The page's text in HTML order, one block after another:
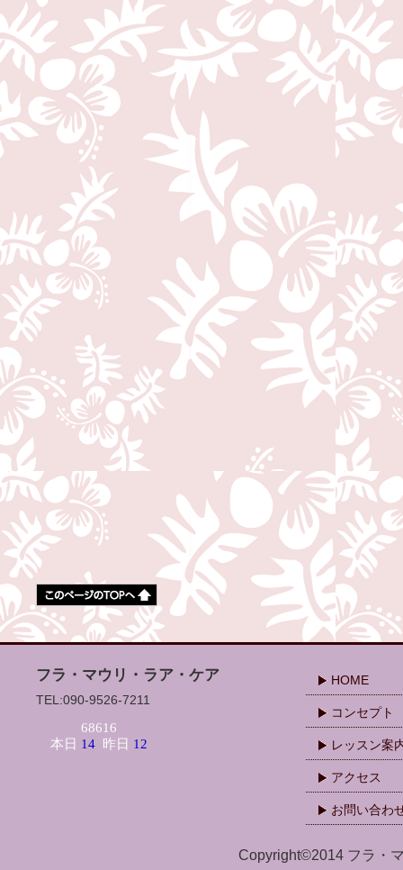
フラ・マウリ・ラア・ケア
TEL:090-9526-7211
HOME
コンセプト
レッスン案
アクセス
お問い合わ
Copyright©2014 フラ・